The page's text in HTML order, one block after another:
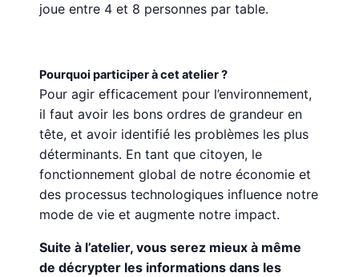
joue entre 4 et 8 personnes par table.
Pourquoi participer à cet atelier ?
Pour agir efficacement pour l’environnement,
il faut avoir les bons ordres de grandeur en
tête, et avoir identifié les problèmes les plus
déterminants. En tant que citoyen, le
fonctionnement global de notre économie et
des processus technologiques influence notre
mode de vie et augmente notre impact.
Suite à l’atelier, vous serez mieux à même
de décrypter les informations dans les